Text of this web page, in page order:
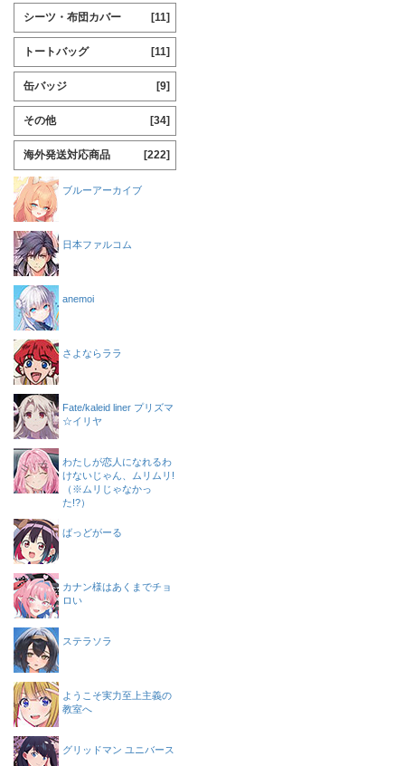
シーツ・布団カバー [11]
トートバッグ [11]
缶バッジ [9]
その他 [34]
海外発送対応商品 [222]
ブルーアーカイブ
日本ファルコム
anemoi
さよならララ
Fate/kaleid liner プリズマ
☆イリヤ
わたしが恋人になれるわ
けないじゃん、ムリムリ!
（※ムリじゃなかっ
た!?）
ばっどがーる
カナン様はあくまでチョ
ロい
ステラソラ
ようこそ実力至上主義の
教室へ
グリッドマン ユニバース